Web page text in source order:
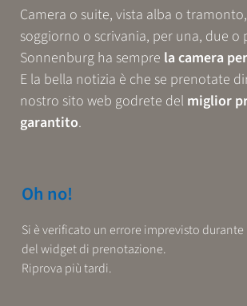
RELAX
GUSTO
Camera o suite, vista alba o
soggiorno o scrivania, per una, due o
Sonnenburg ha sempre la camera
E la bella notizia è che se prenotate
nostro sito web godrete del miglior
garantito.
Oh no!
Si è verificato un errore imprevisto
del widget di prenotazione.
Riprova più tardi.